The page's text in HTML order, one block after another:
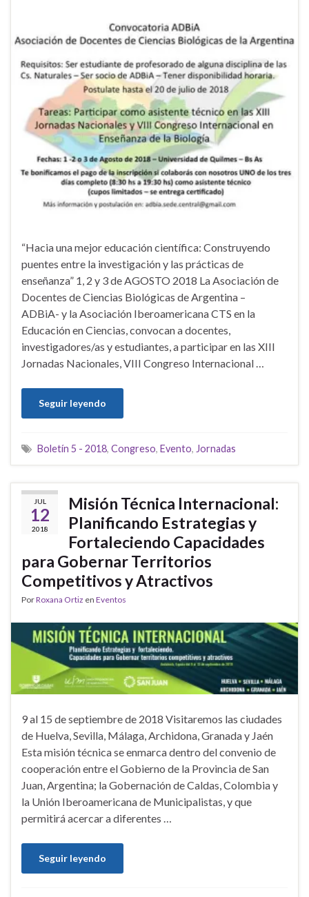
“Hacia una mejor educación científica: Construyendo
puentes entre la investigación y las prácticas de
enseñanza” 1, 2 y 3 de AGOSTO 2018 La Asociación de
Docentes de Ciencias Biológicas de Argentina –
ADBiA- y la Asociación Iberoamericana CTS en la
Educación en Ciencias, convocan a docentes,
investigadores/as y estudiantes, a participar en las XIII
Jornadas Nacionales, VIII Congreso Internacional …
Seguir leyendo
Boletín 5 - 2018, Congreso, Evento, Jornadas
JUL
12
2018
Misión Técnica Internacional:
Planificando Estrategias y
Fortaleciendo Capacidades
para Gobernar Territorios
Competitivos y Atractivos
PorRoxana Ortiz en Eventos
9 al 15 de septiembre de 2018 Visitaremos las ciudades
de Huelva, Sevilla, Málaga, Archidona, Granada y Jaén
Esta misión técnica se enmarca dentro del convenio de
cooperación entre el Gobierno de la Provincia de San
Juan, Argentina; la Gobernación de Caldas, Colombia y
la Unión Iberoamericana de Municipalistas, y que
permitirá acercar a diferentes …
Seguir leyendo